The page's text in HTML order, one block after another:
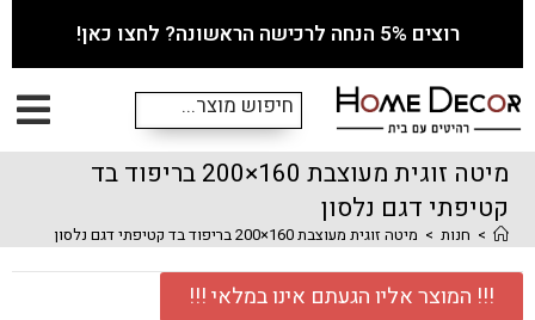
רוצים 5% הנחה לרכישה הראשונה? לחצו כאן!
מיטה זוגית מעוצבת 160×200 בריפוד בד
קטיפתי דגם נלסון
> חנות > מיטה זוגית מעוצבת 160×200 בריפוד בד קטיפתי דגם נלסון
!!! המוצר אליו הגעתם אינו במלאי !!!